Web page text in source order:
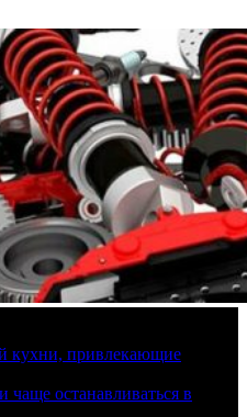
кухни, привлекающие
чаще останавливаться в